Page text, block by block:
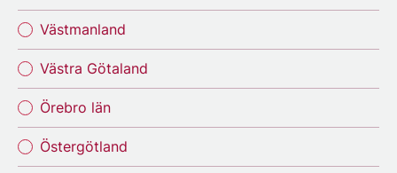
Västmanland
Västra Götaland
Örebro län
Östergötland